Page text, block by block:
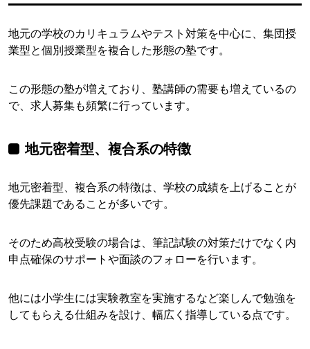
地元の学校のカリキュラムやテスト対策を中心に、集団授
業型と個別授業型を複合した形態の塾です。
この形態の塾が増えており、塾講師の需要も増えているの
で、求人募集も頻繁に行っています。
地元密着型、複合系の特徴
地元密着型、複合系の特徴は、学校の成績を上げることが
優先課題であることが多いです。
そのため高校受験の場合は、筆記試験の対策だけでなく内
申点確保のサポートや面談のフォローを行います。
他には小学生には実験教室を実施するなど楽しんで勉強を
してもらえる仕組みを設け、幅広く指導している点です。